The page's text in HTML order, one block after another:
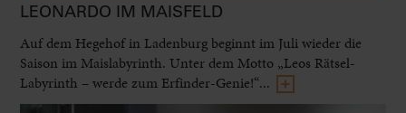
LEONARDO IM MAISFELD
Auf dem Hegehof in Ladenburg beginnt im Juli wieder die
Saison im Maislabyrinth. Unter dem Motto „Leos Rätsel-
Labyrinth – werde zum Erfinder-Genie!“...